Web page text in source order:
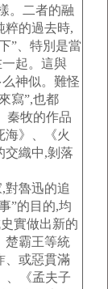
。二者的融
粹的過去時,
”、特別是當
起。這與
神似。難怪
寫”,也都
秦牧的作品
海》、《火
交織中,剝落
魯迅的追
”的目的,均
實做出新的
楚霸王等統
、或惡貫滿
、《孟夫子